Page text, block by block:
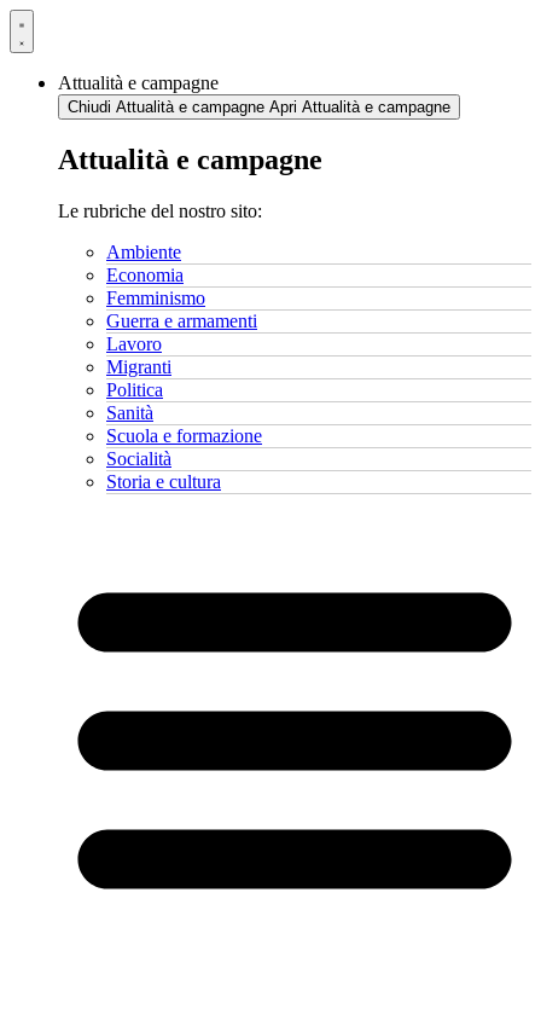
Vai
al
Attualità e campagne
Chiudi Attualità e campagne Apri Attualità e campagne
Attualità e campagne
Le rubriche del nostro sito:
Ambiente
Economia
Femminismo
Guerra e armamenti
Lavoro
Migranti
Politica
Sanità
Scuola e formazione
Socialità
Storia e cultura